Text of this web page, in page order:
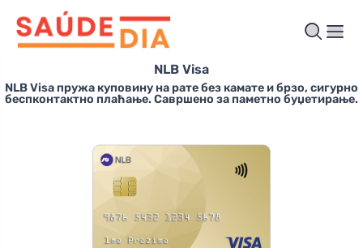
NLB Visa
NLB Visa пружа куповину на рате без камате и брзо, сигурно
беспконтактно плаћање. Савршено за паметно буџетирање.